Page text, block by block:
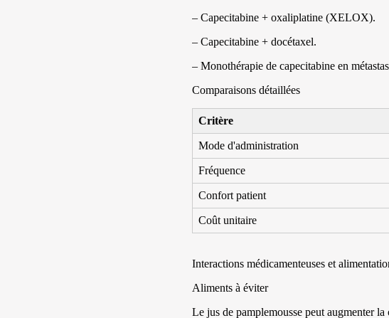
– Capecitabine + oxaliplatine (XELOX).
– Capecitabine + docétaxel.
– Monothérapie de capecitabine en
Comparaisons détaillées
Critère
Mode d'administration
Fréquence
Confort patient
Coût unitaire
Interactions médicamenteuses et
Aliments à éviter
Le jus de pamplemousse peut augmenter